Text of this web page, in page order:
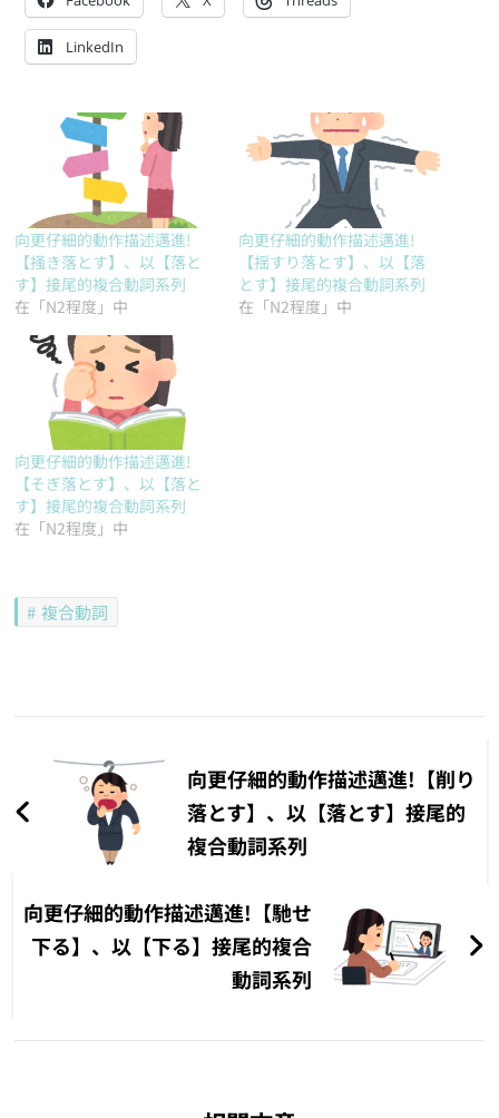
LinkedIn
向更仔細的動作描述邁進!
【掻き落とす】、以【落と
す】接尾的複合動詞系列
在「N2程度」中
向更仔細的動作描述邁進!
【揺すり落とす】、以【落
とす】接尾的複合動詞系列
在「N2程度」中
向更仔細的動作描述邁進!
【そぎ落とす】、以【落と
す】接尾的複合動詞系列
在「N2程度」中
複合動詞
導
向更仔細的動作描述邁進!【削り
落とす】、以【落とす】接尾的
複合動詞系列
向更仔細的動作描述邁進!【馳せ
下る】、以【下る】接尾的複合
動詞系列